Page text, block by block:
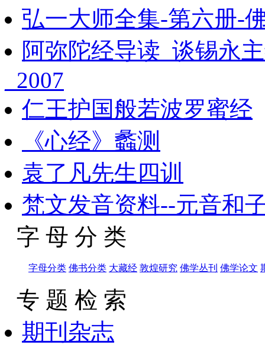
弘一大师全集-第六册-
阿弥陀经导读_谈锡永
_2007
仁王护国般若波罗蜜经
《心经》蠡测
袁了凡先生四训
梵文发音资料--元音和
字 母 分 类
字母分类 佛书分类 大藏经 敦煌研究 佛学丛刊 佛学论文
专 题 检 索
期刊杂志